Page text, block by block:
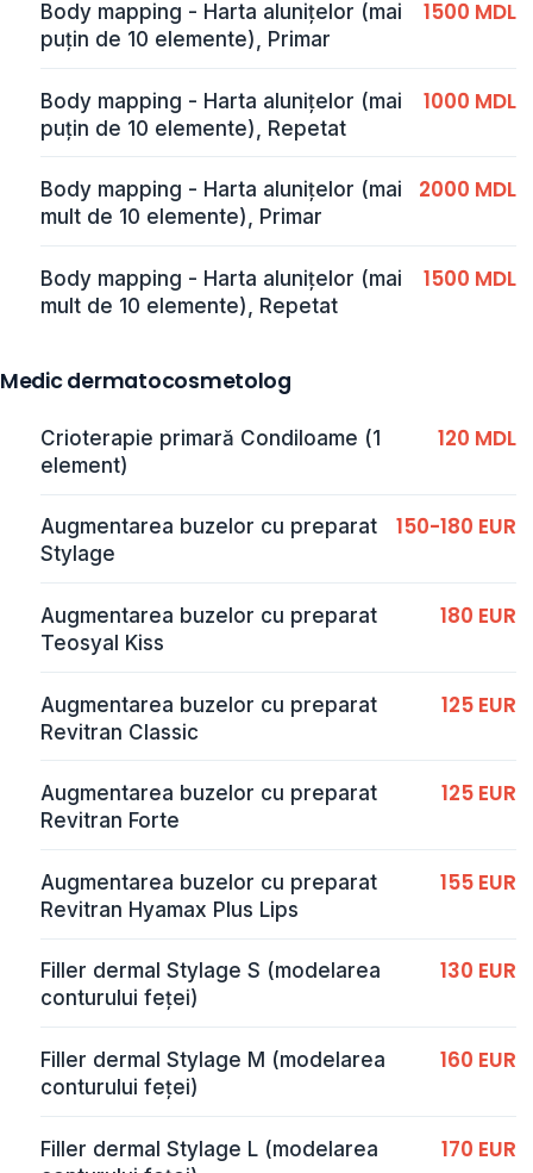
Body mapping - Harta alunițelor (mai
puțin de 10 elemente), Primar
1500 MDL
Body mapping - Harta alunițelor (mai
puțin de 10 elemente), Repetat
1000 MDL
Body mapping - Harta alunițelor (mai
mult de 10 elemente), Primar
2000 MDL
Body mapping - Harta alunițelor (mai
mult de 10 elemente), Repetat
1500 MDL
Medic dermatocosmetolog
Crioterapie primară Condiloame (1
element)
120 MDL
Augmentarea buzelor cu preparat
Stylage
150-180 EUR
Augmentarea buzelor cu preparat
Teosyal Kiss
180 EUR
Augmentarea buzelor cu preparat
Revitran Classic
125 EUR
Augmentarea buzelor cu preparat
Revitran Forte
125 EUR
Augmentarea buzelor cu preparat
Revitran Hyamax Plus Lips
155 EUR
Filler dermal Stylage S (modelarea
conturului feței)
130 EUR
Filler dermal Stylage M (modelarea
conturului feței)
160 EUR
Filler dermal Stylage L (modelarea
170 EUR